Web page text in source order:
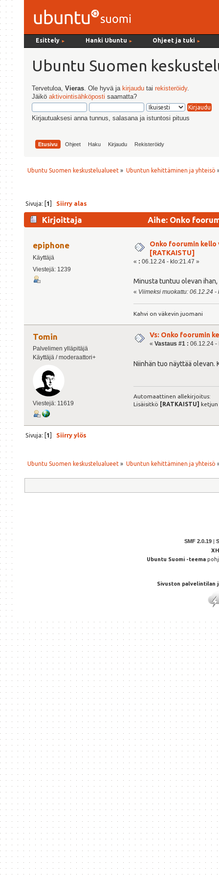
Esittely ► Hanki Ubuntu ► Ohjeet ja tuki ►
Ubuntu Suomen
Tervetuloa,Vieras . Ole hyvä ja kirjaudu tairekisteröidy.
Jäiköaktivointisähköposti saamatta?
Kirjautuaksesi anna tunnus, salasana ja istuntosi pituus
Etusivu Ohjeet Haku Kirjaudu Rekisteröidy
Ubuntu Suomen keskustelualueet » Ubuntun kehittäminen ja yhteisö
Sivuja: [1] Siirry alas
Kirjoittaja Aihe: Onko
epiphone
Käyttäjä
Viestejä: 1239
Onko foorumin kello
[RATKAISTU]
« : 06.12.24 - klo:21.47 »
Minusta tuntuu olevan
« Viimeksi muokattu: 06.12.24
Kahvi on väkevin juomani
Tomin
Palvelimen ylläpitäjä
Käyttäjä / moderaattori+
Viestejä: 11619
Vs: Onko foorumin
« Vastaus #1 : 06.12.24 -
Niinhän tuo näyttää olevan.
Automaattinen allekirjoitus:
Lisäisitkö [RATKAISTU] ketjun
Sivuja: [1] Siirry ylös
Ubuntu Suomen keskustelualueet » Ubuntun kehittäminen ja yhteisö
SMF 2.0.19
Ubuntu Suomi -teema
Sivuston palvelintilan